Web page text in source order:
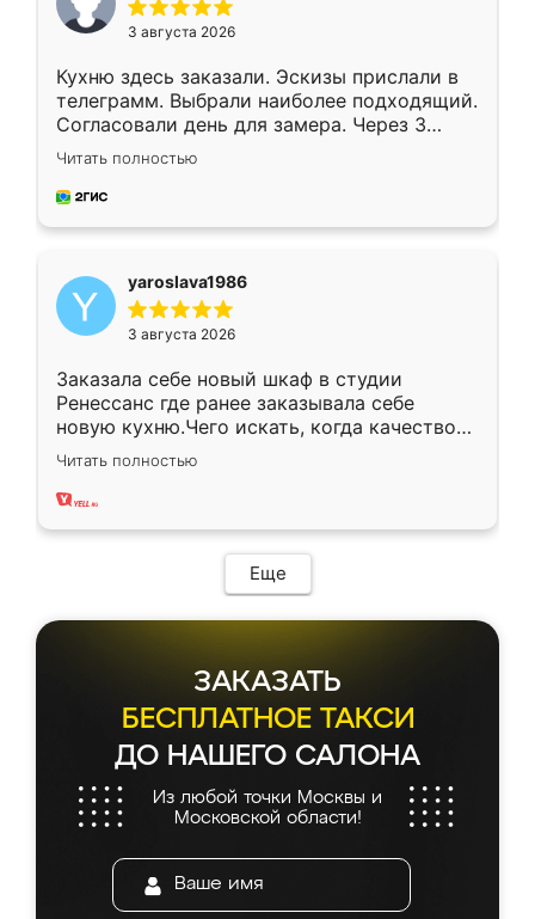
3 августа 2026
Кухню здесь заказали. Эскизы прислали в
телеграмм. Выбрали наиболее подходящий.
Согласовали день для замера. Через 3
недели кухня была уже готова. Остались
довольны работой. Спасибо Ренессанс
мебель за качественную работу!
Читать полностью
yaroslava1986
3 августа 2026
Заказала себе новый шкаф в студии
Ренессанс где ранее заказывала себе
новую кухню.Чего искать, когда качеством
вполне довольна. Служит кухня уже почти
два года, нареканий нет.
Читать полностью
Еще
ЗАКАЗАТЬ
БЕСПЛАТНОЕ ТАКСИ
ДО НАШЕГО САЛОНА
Из любой точки Москвы и
Московской области!